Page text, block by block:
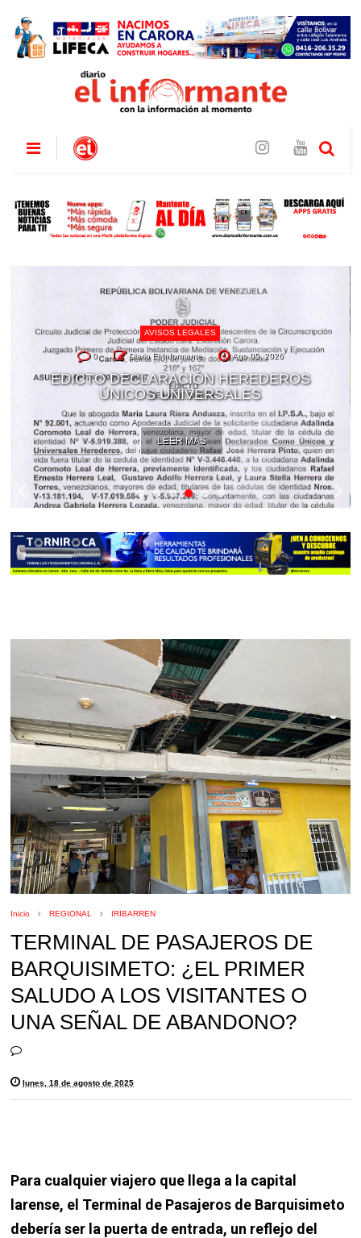
AVISOS LEGALES
0 Diario El Informante Ago 05, 2026
EDICTO DECLARACIÓN HEREDEROS
ÚNICOS UNIVERSALES
LEER MÁS
Inicio REGIONAL IRIBARREN
TERMINAL DE PASAJEROS DE
BARQUISIMETO: ¿EL PRIMER
SALUDO A LOS VISITANTES O
UNA SEÑAL DE ABANDONO?
lunes, 18 de agosto de 2025
Para cualquier viajero que llega a la capital
larense, el Terminal de Pasajeros de Barquisimeto
debería ser la puerta de entrada, un reflejo del